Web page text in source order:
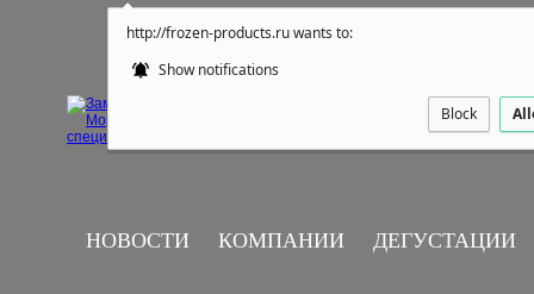
http://frozen-products.ru wants to:
Show notifications
Block
НОВОСТИ КОМПАНИИ ДЕГУСТАЦИИ